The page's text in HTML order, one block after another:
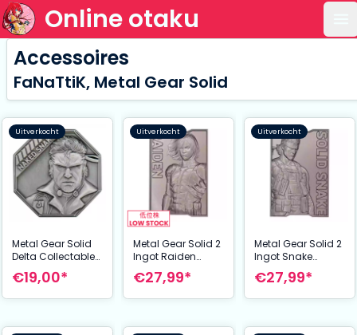
Online otaku
Accessoires
FaNaTtiK, Metal Gear Solid
Uitverkocht
Metal Gear Solid
Delta Collectable
Coin Naked Snake
Limited Edition
€19,00*
Uitverkocht
Metal Gear Solid 2
Ingot Raiden
Limited Edition
€27,99*
Uitverkocht
Metal Gear Solid 2
Ingot Snake
Limited Edition
€27,99*